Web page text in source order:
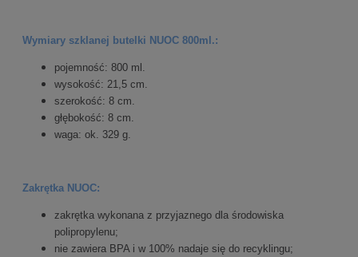
Wymiary szklanej butelki NUOC 800ml.:
pojemność: 800 ml.
wysokość: 21,5 cm.
szerokość: 8 cm.
głębokość: 8 cm.
waga: ok. 329 g.
Zakrętka NUOC:
zakrętka wykonana z przyjaznego dla środowiska
polipropylenu;
nie zawiera BPA i w 100% nadaje się do recyklingu;